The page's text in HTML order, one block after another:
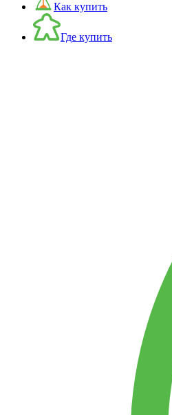
Как купить
Где купить